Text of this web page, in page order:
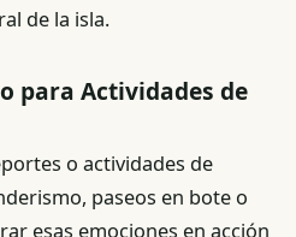
de la isla.
para Actividades de
o actividades de
paseos en bote o
esas emociones en acción